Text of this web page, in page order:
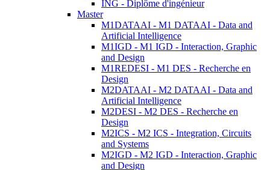
ING - Diplôme d'ingénieur
Master
M1DATAAI - M1 DATAAI - Data and
Artificial Intelligence
M1IGD - M1 IGD - Interaction, Graphic
and Design
M1REDESI - M1 DES - Recherche en
Design
M2DATAAI - M2 DATAAI - Data and
Artificial Intelligence
M2DESI - M2 DES - Recherche en
Design
M2ICS - M2 ICS - Integration, Circuits
and Systems
M2IGD - M2 IGD - Interaction, Graphic
and Design